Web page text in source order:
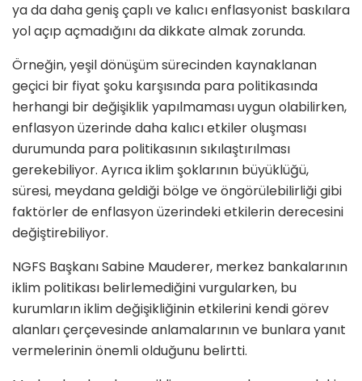
ya da daha geniş çaplı ve kalıcı enflasyonist baskılara
yol açıp açmadığını da dikkate almak zorunda.
Örneğin, yeşil dönüşüm sürecinden kaynaklanan
geçici bir fiyat şoku karşısında para politikasında
herhangi bir değişiklik yapılmaması uygun olabilirken,
enflasyon üzerinde daha kalıcı etkiler oluşması
durumunda para politikasının sıkılaştırılması
gerekebiliyor. Ayrıca iklim şoklarının büyüklüğü,
süresi, meydana geldiği bölge ve öngörülebilirliği gibi
faktörler de enflasyon üzerindeki etkilerin derecesini
değiştirebiliyor.
NGFS Başkanı Sabine Mauderer, merkez bankalarının
iklim politikası belirlemediğini vurgularken, bu
kurumların iklim değişikliğinin etkilerini kendi görev
alanları çerçevesinde anlamalarının ve bunlara yanıt
vermelerinin önemli olduğunu belirtti.